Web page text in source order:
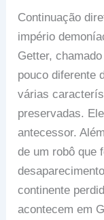
Continuação
império
Getter,
pouco diferente
várias
preservadas.
antecessor.
de um robô que
continente
acontecem em